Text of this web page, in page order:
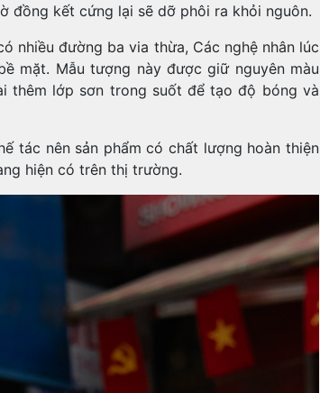
đồng kết cứng lại sẽ dỡ phôi ra khỏi nguôn.
nhiều đường ba via thừa, Các nghệ nhân lúc
mặt. Mẫu tượng này được giữ nguyên màu
thêm lớp sơn trong suốt để tạo độ bóng và
tác nên sản phẩm có chất lượng hoàn thiện
hiện có trên thị trường.